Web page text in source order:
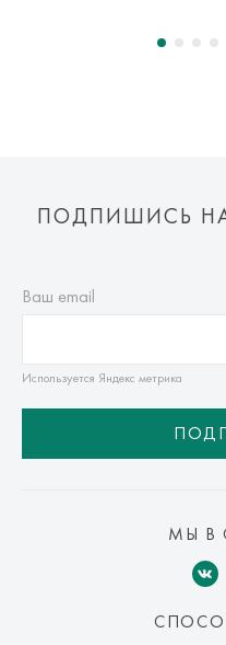
ПОДПИШИСЬ
Ваш email
Используется Яндекс метрика
МЫ В